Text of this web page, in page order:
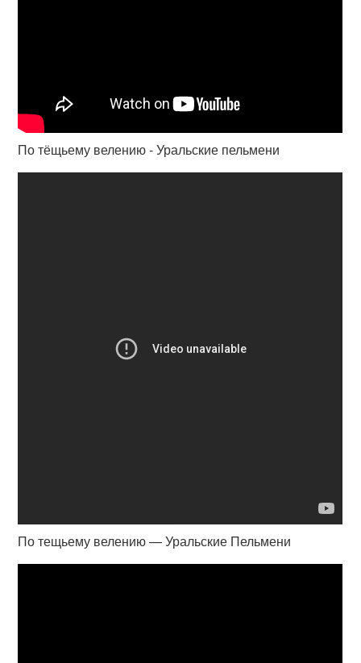
По тёщьему велению - Уральские пельмени
По тещьему велению — Уральские Пельмени